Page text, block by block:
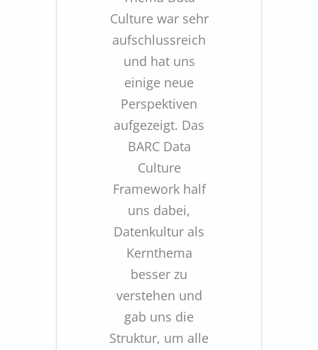
Culture war sehr
aufschlussreich
und hat uns
einige neue
Perspektiven
aufgezeigt. Das
BARC Data
Culture
Framework half
uns dabei,
Datenkultur als
Kernthema
besser zu
verstehen und
gab uns die
Struktur, um alle